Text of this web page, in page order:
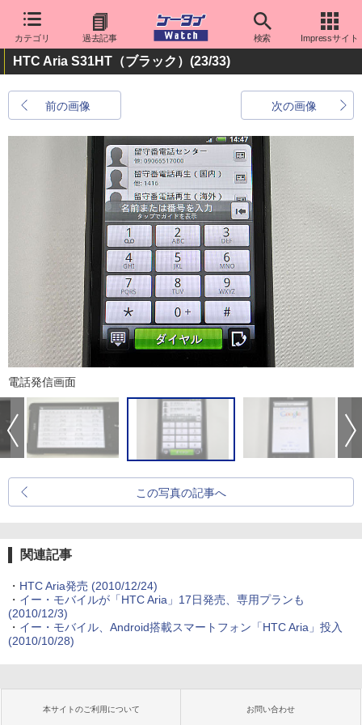
カテゴリ 過去記事 検索 Impressサイト
HTC Aria S31HT（ブラック） (23/33)
前の画像 次の画像
電話発信画面
この写真の記事へ
関連記事
・ HTC Aria発売 (2010/12/24)
・ イー・モバイルが「HTC Aria」17日発売、専用プランも
(2010/12/3)
・ イー・モバイル、Android搭載スマートフォン「HTC Aria」投入
(2010/10/28)
本サイトのご利用について お問い合わせ